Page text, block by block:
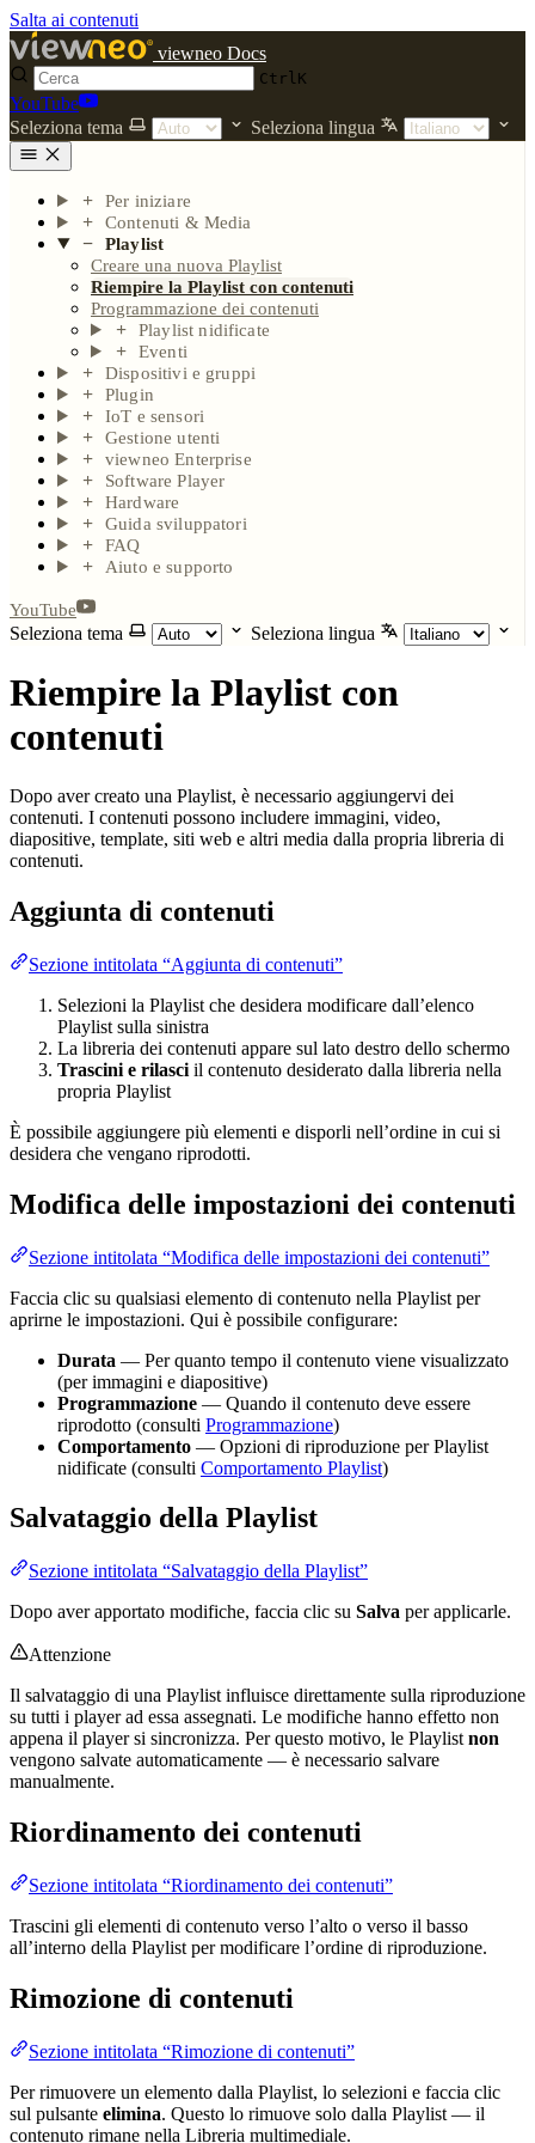
Salta ai contenuti
viewneo Docs
CtrlK
YouTube
Seleziona tema
Seleziona lingua
Per iniziare
Contenuti & Media
Playlist
Creare una nuova Playlist
Riempire la Playlist con contenuti
Programmazione dei contenuti
Playlist nidificate
Eventi
Dispositivi e gruppi
Plugin
IoT e sensori
Gestione utenti
viewneo Enterprise
Software Player
Hardware
Guida sviluppatori
FAQ
Aiuto e supporto
YouTube
Seleziona tema Seleziona lingua
Riempire la Playlist con
contenuti
Dopo aver creato una Playlist, è necessario aggiungervi dei
contenuti. I contenuti possono includere immagini, video,
diapositive, template, siti web e altri media dalla propria libreria di
contenuti.
Aggiunta di contenuti
Sezione intitolata “Aggiunta di contenuti”
Selezioni la Playlist che desidera modificare dall’elenco
Playlist sulla sinistra
La libreria dei contenuti appare sul lato destro dello schermo
Trascini e rilasci il contenuto desiderato dalla libreria nella
propria Playlist
È possibile aggiungere più elementi e disporli nell’ordine in cui si
desidera che vengano riprodotti.
Modifica delle impostazioni dei contenuti
Sezione intitolata “Modifica delle impostazioni dei contenuti”
Faccia clic su qualsiasi elemento di contenuto nella Playlist per
aprirne le impostazioni. Qui è possibile configurare:
Durata — Per quanto tempo il contenuto viene visualizzato
(per immagini e diapositive)
Programmazione — Quando il contenuto deve essere
riprodotto (consulti Programmazione)
Comportamento — Opzioni di riproduzione per Playlist
nidificate (consulti Comportamento Playlist)
Salvataggio della Playlist
Sezione intitolata “Salvataggio della Playlist”
Dopo aver apportato modifiche, faccia clic su Salva per applicarle.
Attenzione
Il salvataggio di una Playlist influisce direttamente sulla riproduzione
su tutti i player ad essa assegnati. Le modifiche hanno effetto non
appena il player si sincronizza. Per questo motivo, le Playlist non
vengono salvate automaticamente — è necessario salvare
manualmente.
Riordinamento dei contenuti
Sezione intitolata “Riordinamento dei contenuti”
Trascini gli elementi di contenuto verso l’alto o verso il basso
all’interno della Playlist per modificare l’ordine di riproduzione.
Rimozione di contenuti
Sezione intitolata “Rimozione di contenuti”
Per rimuovere un elemento dalla Playlist, lo selezioni e faccia clic
sul pulsante elimina. Questo lo rimuove solo dalla Playlist — il
contenuto rimane nella Libreria multimediale.